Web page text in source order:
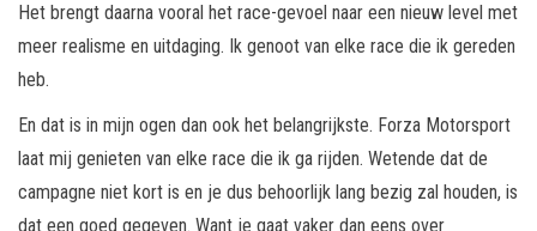
Het brengt daarna vooral het race-gevoel naar een nieuw level met
meer realisme en uitdaging. Ik genoot van elke race die ik gereden
heb.
En dat is in mijn ogen dan ook het belangrijkste. Forza Motorsport
laat mij genieten van elke race die ik ga rijden. Wetende dat de
campagne niet kort is en je dus behoorlijk lang bezig zal houden, is
dat een goed gegeven. Want je gaat vaker dan eens over